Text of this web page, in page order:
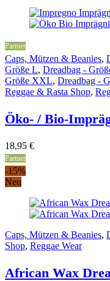
Partner
Caps, Mützen & Beanies,
Größe L, Dreadbag -
Größe XXL, Dreadbag -
Reggae & Rasta Shop,
Öko- / Bio-
18,95 €
Partner
-15%
Neu
Caps, Mützen & Beanies,
Shop, Reggae Wear
African Wax